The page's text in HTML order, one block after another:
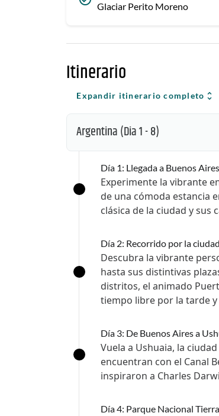
Glaciar Perito Moreno
Itinerario
Expandir itinerario completo
Argentina(Dia 1 - 8)
Día 1: Llegada a Buenos
Experimente la vibrante
de una cómoda estancia
clásica de la ciudad y
Día 2: Recorrido por la
Descubra la vibrante
hasta sus distintivas
distritos, el animado
tiempo libre por la tarde y
Día 3: De Buenos Aires a
Vuela a Ushuaia, la
encuentran con el Canal
inspiraron a Charles
Día 4: Parque Nacional